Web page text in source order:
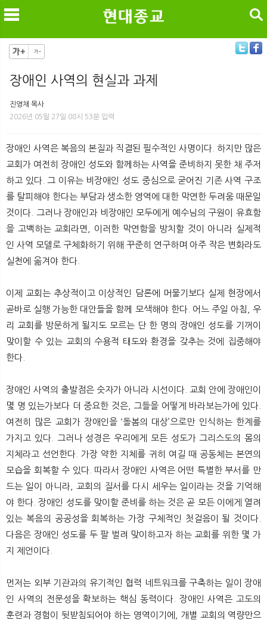
검색
장애인 사역의 현실과 과제
진영채 목사
2026년 05월 27일 08시 53분 입력
장애인 사역은 복음의 본질과 직결된 필수적인 사명이다. 하지만 많은
교회가 여전히 장애인 성도와 함께하는 사역을 준비하지 못한 채 주저
하고 있다. 그 이유는 비장애인 성도 중심으로 굳어진 기존 사역 구조
를 탈피해야 한다는 부담과 생소한 영역에 대한 막연한 두려움 때문일
것이다. 그러나 장애인과 비장애인 모두에게 예수님의 구원이 유효함
을 고백하는 교회라면, 이러한 막연함을 방치할 것이 아니라 실제적
인 사역 모델로 구체화하기 위해 꾸준히 연구하며 아주 작은 변화라도
실천에 옮겨야 한다.
이제 교회는 추상적이고 이상적인 담론에 머물기보다 실제 현장에서
곧바로 실행 가능한 대안들을 함께 모색해야 한다. 어느 주일 아침, 우
리 교회를 방문하게 될지도 모르는 단 한 명의 장애인 성도를 기꺼이
맞이할 수 있는 교회의 수용적 태도와 환경을 갖추는 것에 집중해야
한다.
장애인 사역의 출발점은 숫자가 아니라 시선이다. 교회 안에 장애인이
몇 명 있는가보다 더 중요한 것은, 그들을 어떻게 바라보는가에 있다.
여전히 많은 교회가 장애인을 ‘돌봄의 대상’으로만 인식하는 한계를
가지고 있다. 그러나 성경은 우리에게 모든 성도가 그리스도의 몸의
지체라고 선언한다. 가장 약한 지체를 귀히 여길 때 공동체는 본연의
모습을 회복할 수 있다. 따라서 장애인 사역은 어떤 특별한 부서를 만
드는 일이 아니라, 교회의 질서를 다시 세우는 일이라는 것을 기억해
야 한다. 장애인 성도를 맞이할 준비를 하는 것은 곧 모든 이에게 열려
있는 복음의 공공성을 회복하는 가장 구체적인 첫걸음이 될 것이다.
다음은 장애인 성도를 두 팔 벌려 맞이하고자 하는 교회를 위한 몇 가
지 제언이다.
먼저는 외부 기관과의 유기적인 협력 네트워크를 구축하는 일이 장애
인 사역의 전문성을 확보하는 핵심 동력이다. 장애인 사역은 고도의
훈련과 경험이 뒷받침되어야 하는 영역이기에, 개별 교회의 역량만으